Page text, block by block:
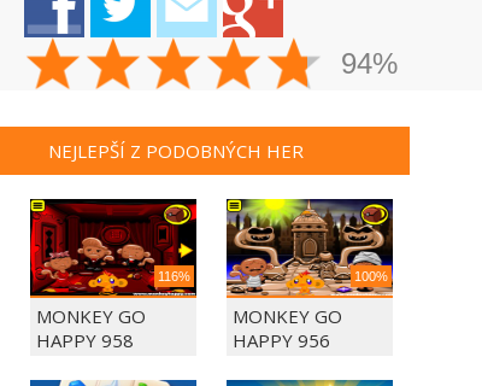
94%
NEJLEPŠÍ Z PODOBNÝCH HER
116%
MONKEY GO
HAPPY 958
100%
MONKEY GO
HAPPY 956